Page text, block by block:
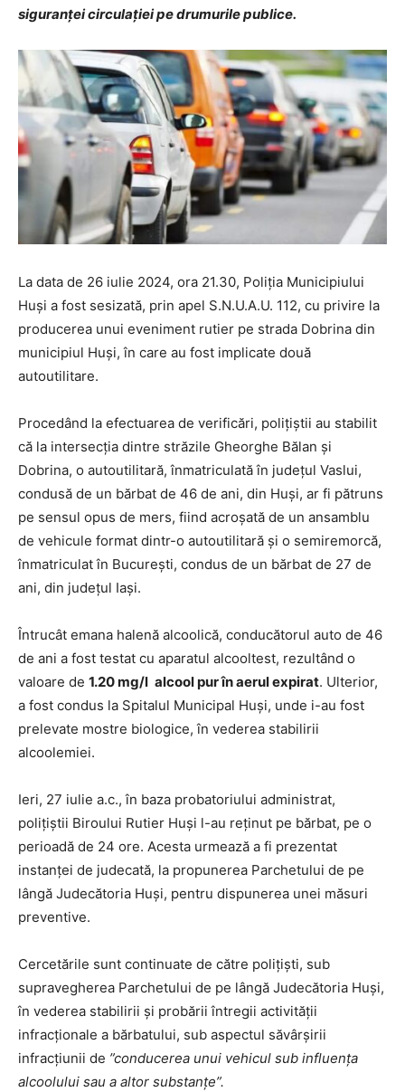
siguranței circulației pe drumurile publice.
La data de 26 iulie 2024, ora 21.30, Poliția Municipiului
Huși a fost sesizată, prin apel S.N.U.A.U. 112, cu privire la
producerea unui eveniment rutier pe strada Dobrina din
municipiul Huși, în care au fost implicate două
autoutilitare.
Procedând la efectuarea de verificări, polițiștii au stabilit
că la intersecția dintre străzile Gheorghe Bălan și
Dobrina, o autoutilitară, înmatriculată în județul Vaslui,
condusă de un bărbat de 46 de ani, din Huși, ar fi pătruns
pe sensul opus de mers, fiind acroșată de un ansamblu
de vehicule format dintr-o autoutilitară și o semiremorcă,
înmatriculat în București, condus de un bărbat de 27 de
ani, din județul Iași.
Întrucât emana halenă alcoolică, conducătorul auto de 46
de ani a fost testat cu aparatul alcooltest, rezultând o
valoare de 1.20 mg/l alcool pur în aerul expirat. Ulterior,
a fost condus la Spitalul Municipal Huși, unde i-au fost
prelevate mostre biologice, în vederea stabilirii
alcoolemiei.
Ieri, 27 iulie a.c., în baza probatoriului administrat,
polițiștii Biroului Rutier Huși l-au reținut pe bărbat, pe o
perioadă de 24 ore. Acesta urmează a fi prezentat
instanței de judecată, la propunerea Parchetului de pe
lângă Judecătoria Huși, pentru dispunerea unei măsuri
preventive.
Cercetările sunt continuate de către polițiști, sub
supravegherea Parchetului de pe lângă Judecătoria Huși,
în vederea stabilirii și probării întregii activității
infracționale a bărbatului, sub aspectul săvârșirii
infracțiunii de ”conducerea unui vehicul sub influența
alcoolului sau a altor substanțe”.